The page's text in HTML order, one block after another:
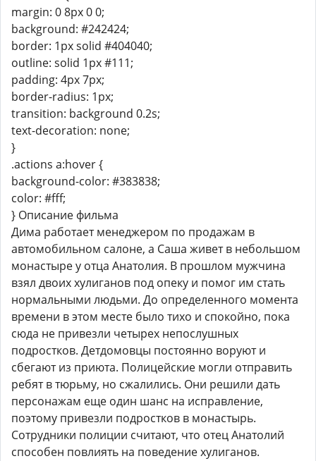
margin: 0 8px 0 0;
background: #242424;
border: 1px solid #404040;
outline: solid 1px #111;
padding: 4px 7px;
border-radius: 1px;
transition: background 0.2s;
text-decoration: none;
}
.actions a:hover {
background-color: #383838;
color: #fff;
} Описание фильма
Дима работает менеджером по продажам в
автомобильном салоне, а Саша живет в небольшом
монастыре у отца Анатолия. В прошлом мужчина
взял двоих хулиганов под опеку и помог им стать
нормальными людьми. До определенного момента
времени в этом месте было тихо и спокойно, пока
сюда не привезли четырех непослушных
подростков. Детдомовцы постоянно воруют и
сбегают из приюта. Полицейские могли отправить
ребят в тюрьму, но сжалились. Они решили дать
персонажам еще один шанс на исправление,
поэтому привезли подростков в монастырь.
Сотрудники полиции считают, что отец Анатолий
способен повлиять на поведение хулиганов.